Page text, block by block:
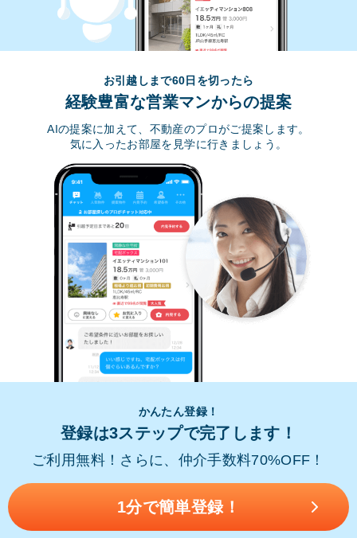
お引越しまで60日を切ったら
経験豊富な営業マンからの提案
AIの提案に加えて、不動産のプロがご提案します。
気に入ったお部屋を見学に行きましょう。
かんたん登録！
登録は3ステップで完了します！
ご利用無料！さらに、仲介手数料70%OFF！
1分で簡単登録！